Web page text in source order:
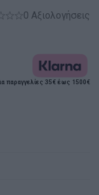
0 Αξιολογήσεις
παραγγελίες 35€ έως 1500€